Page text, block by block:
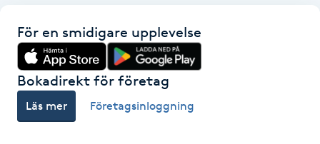
Kiropraktik
Klangmassage
Klippning
För en smidigare upplevelse
Bokadirekt för företag
Läs mer Företagsinloggning